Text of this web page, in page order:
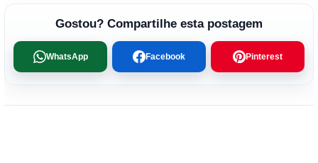
Gostou? Compartilhe esta postagem
WhatsApp Facebook Pinterest